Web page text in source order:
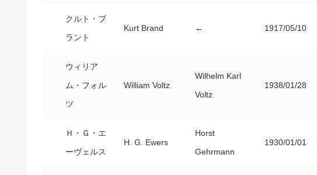
クルト・ブ
ラント
Kurt Brand ← 1917/05/10
ウィリア
ム・フォル
ツ
William Voltz
Wilhelm Karl
Voltz
1938/01/28
Ｈ・Ｇ・エ
ーヴェルス
H. G. Ewers
Horst
Gehrmann
1930/01/01